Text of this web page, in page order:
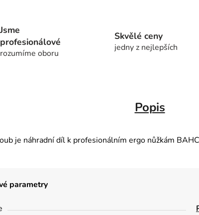
Jsme
profesionálové
rozumíme oboru
Skvělé ceny
jedny z nejlepších
Popis
je náhradní díl k profesionálním ergo nůžkám
parametry